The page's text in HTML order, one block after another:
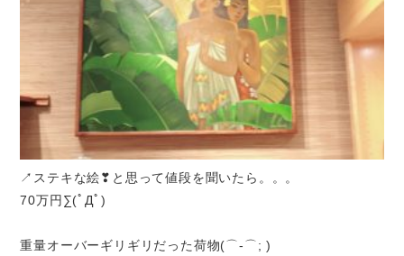
↗ステキな絵❣と思って値段を聞いたら。。。
70万円∑(ﾟДﾟ)
重量オーバーギリギリだった荷物(⌒-⌒; )